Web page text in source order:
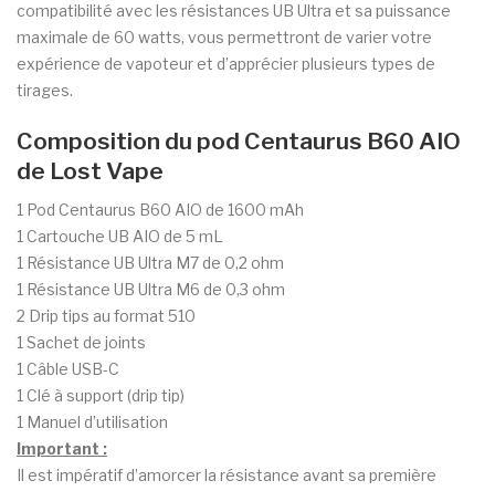
compatibilité avec les résistances UB Ultra et sa puissance
maximale de 60 watts, vous permettront de varier votre
expérience de vapoteur et d’apprécier plusieurs types de
tirages.
Composition du pod Centaurus B60 AIO
de Lost Vape
1 Pod Centaurus B60 AIO de 1600 mAh
1 Cartouche UB AIO de 5 mL
1 Résistance UB Ultra M7 de 0,2 ohm
1 Résistance UB Ultra M6 de 0,3 ohm
2 Drip tips au format 510
1 Sachet de joints
1 Câble USB-C
1 Clé à support (drip tip)
1 Manuel d’utilisation
Important :
Il est impératif d’amorcer la résistance avant sa première